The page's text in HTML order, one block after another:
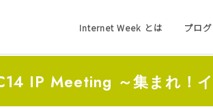
Internet Week とは プロ
IP Meeting ～集まれ！